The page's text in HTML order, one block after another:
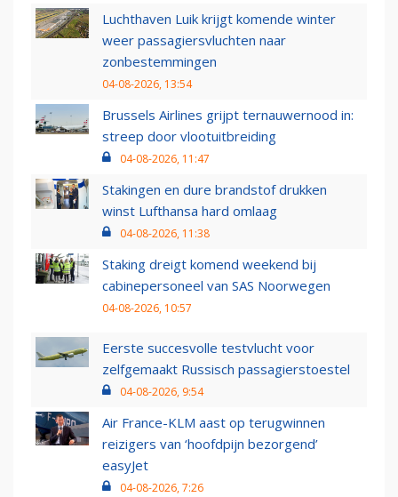
Luchthaven Luik krijgt komende winter
weer passagiersvluchten naar
zonbestemmingen
04-08-2026, 13:54
Brussels Airlines grijpt ternauwernood in:
streep door vlootuitbreiding
04-08-2026, 11:47
Stakingen en dure brandstof drukken
winst Lufthansa hard omlaag
04-08-2026, 11:38
Staking dreigt komend weekend bij
cabinepersoneel van SAS Noorwegen
04-08-2026, 10:57
Eerste succesvolle testvlucht voor
zelfgemaakt Russisch passagierstoestel
04-08-2026, 9:54
Air France-KLM aast op terugwinnen
reizigers van ‘hoofdpijn bezorgend’
easyJet
04-08-2026, 7:26